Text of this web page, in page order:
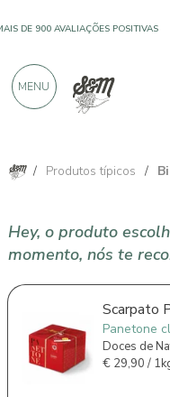
/ Produtos típicos /
Hey, o produto
momento, nós te
Scarpato
Panetone
Doces de
€29,90 /
DE 900 AVALIAÇÕES POSITIVAS
MENU